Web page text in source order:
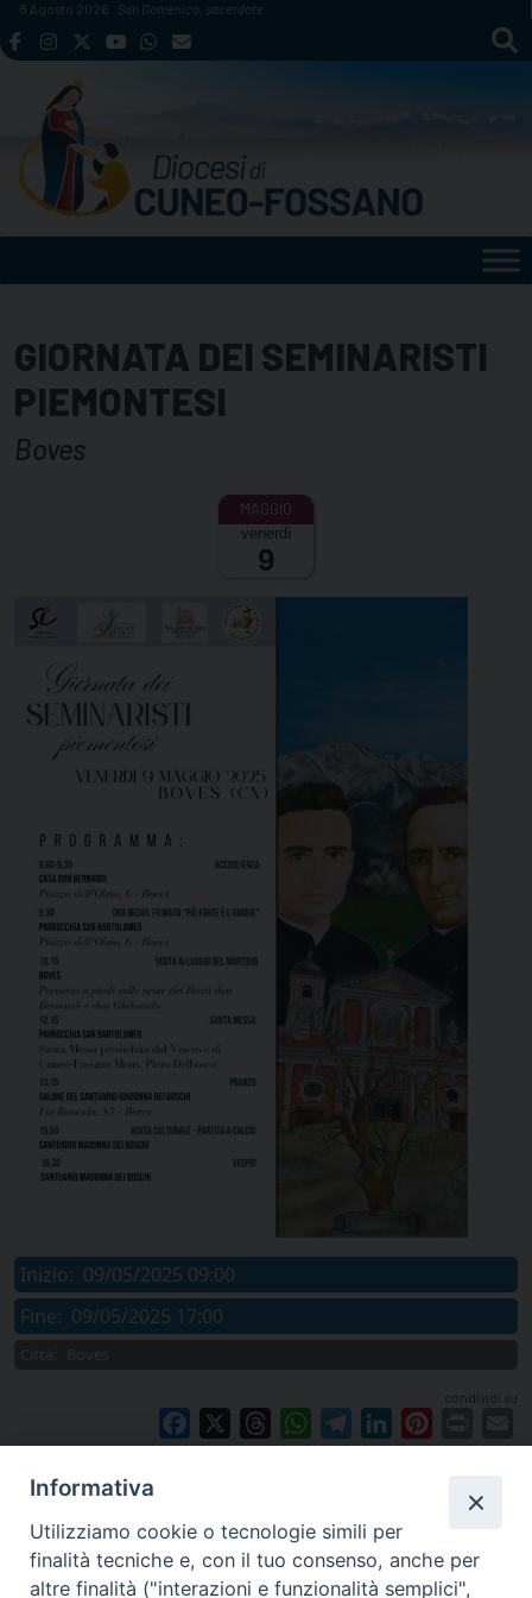
Skip
to
8 Agosto 2026 San Domenico, sacerdote
GIORNATA DEI SEMINARISTI
PIEMONTESI
Boves
venerdì
9
Inizio: 09/05/2025 09:00
Fine: 09/05/2025 17:00
condividi su
Facebook ThreadsWhatsAppTelegramLinkedIn
Informativa
Utilizziamo cookie o tecnologie simili per
finalità tecniche e, con il tuo consenso, anche per
altre finalità ("interazioni e funzionalità semplici",